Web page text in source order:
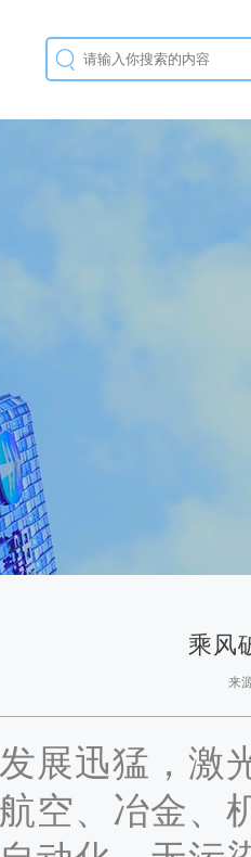
乘风
来
展迅猛，激
空、冶金、